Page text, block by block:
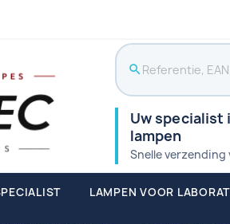
search
Uw
lampen
Snelle verzending
LAMPEN VOOR